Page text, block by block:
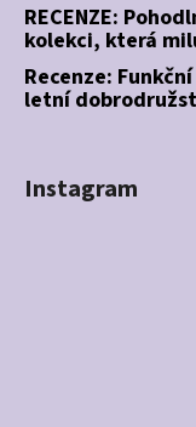
RECENZE:
kolekci, která
Recenze:
letní
Instagram